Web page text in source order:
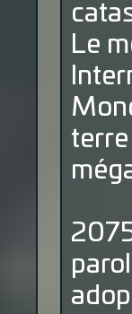
Le